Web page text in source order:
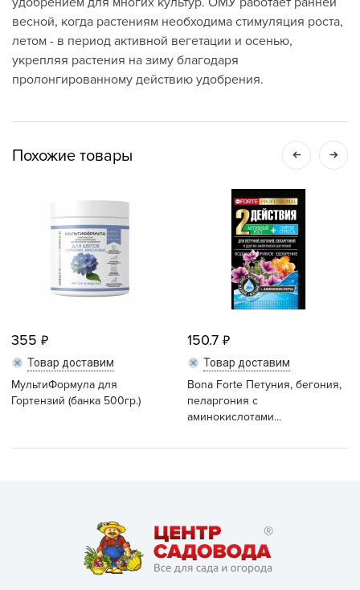
весной, когда растениям необходима стимуляция роста,
летом - в период активной вегетации и осенью,
укрепляя растения на зиму благодаря
пролонгированному действию удобрения.
Похожие товары
355
Товар доставим
МультиФормула для
Гортензий (банка 500гр.)
150.7
Товар доставим
Bona Forte Петуния, бегония,
пеларгония с
аминокислотами...